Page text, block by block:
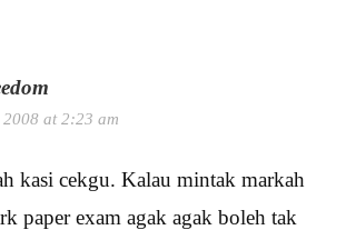
at 2:23 am
kasi cekgu. Kalau mintak markah
paper exam agak agak boleh tak